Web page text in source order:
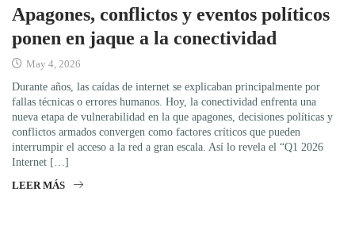
Apagones, conflictos y eventos políticos
ponen en jaque a la conectividad
May 4, 2026
Durante años, las caídas de internet se explicaban principalmente por
fallas técnicas o errores humanos. Hoy, la conectividad enfrenta una
nueva etapa de vulnerabilidad en la que apagones, decisiones políticas y
conflictos armados convergen como factores críticos que pueden
interrumpir el acceso a la red a gran escala. Así lo revela el “Q1 2026
Internet […]
LEER MÁS